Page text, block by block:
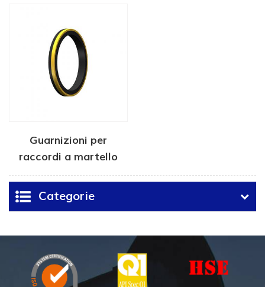
Guarnizioni per
raccordi a martello
Weco per Oil & Gas
Categorie